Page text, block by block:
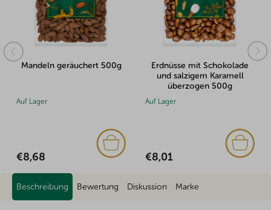
Mandeln geräuchert 500g
Auf Lager
€8,68
Erdnüsse mit Schokolade
und salzigem Karamell
überzogen 500g
Auf Lager
€8,01
Beschreibung Bewertung Diskussion Marke